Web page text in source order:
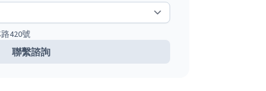
420號
聯繫諮詢